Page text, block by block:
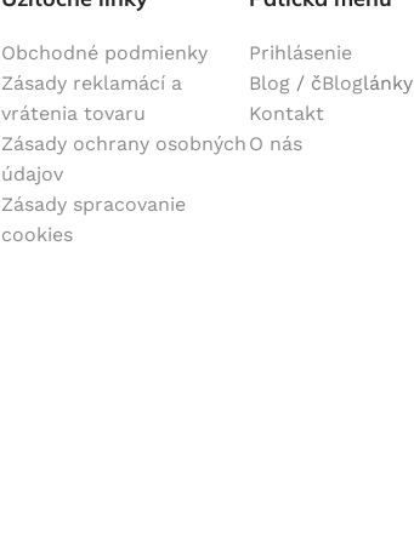
Obchodné podmienky
Zásady reklamácí a
vrátenia tovaru
Zásady ochrany osobných
údajov
Zásady spracovanie
cookies
Prihlásenie
Blog / čBloglánky
Kontakt
O nás